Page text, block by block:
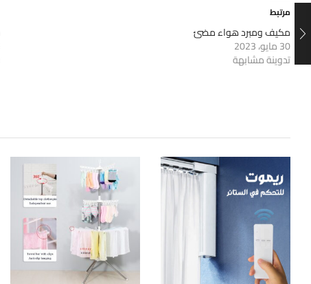
مرتبط
مكيف ومبرد هواء مضئ
30 مايو، 2023
تدوينة مشابهة